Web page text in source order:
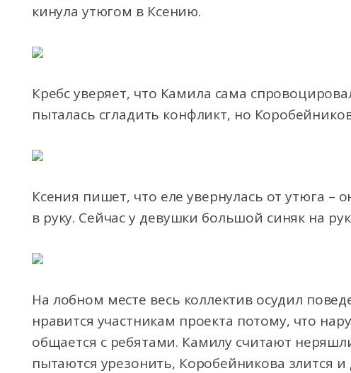
кинула утюгом в Ксению.
Кребсуверяет, что Камила сама
пыталась сгладить конфликт, но
Ксения пишет, что еле увернулась от утюга –
в руку. Сейчас у девушки большой синяк на
На лобном месте весь коллектив осудил
нравится участникам проекта потому, что
общается с ребятами. Камилу считают
пытаются урезонить, Коробейникова злится и